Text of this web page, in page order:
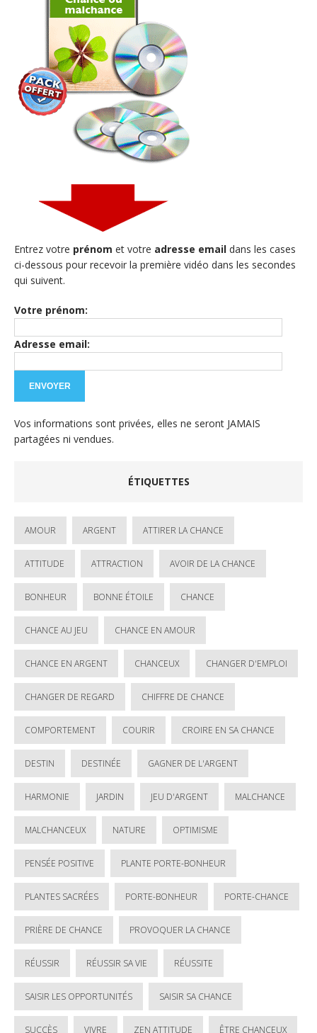
Entrez votre prénom et votre adresse email dans les cases
ci-dessous pour recevoir la première vidéo dans les secondes
qui suivent.
Votre prénom:
Adresse email:
Vos informations sont privées, elles ne seront JAMAIS
partagées ni vendues.
ÉTIQUETTES
AMOUR ARGENT ATTIRER LA CHANCE
ATTITUDE ATTRACTION AVOIR DE LA CHANCE
BONHEUR BONNE ÉTOILE CHANCE
CHANCE AU JEU CHANCE EN AMOUR
CHANCE EN ARGENT CHANCEUX CHANGER D'EMPLOI
CHANGER DE REGARD CHIFFRE DE CHANCE
COMPORTEMENT COURIR CROIRE EN SA CHANCE
DESTIN DESTINÉE GAGNER DE L'ARGENT
HARMONIE JARDIN JEU D'ARGENT MALCHANCE
MALCHANCEUX NATURE OPTIMISME
PENSÉE POSITIVE PLANTE PORTE-BONHEUR
PLANTES SACRÉES PORTE-BONHEUR PORTE-CHANCE
PRIÈRE DE CHANCE PROVOQUER LA CHANCE
RÉUSSIR RÉUSSIR SA VIE RÉUSSITE
SAISIR LES OPPORTUNITÉS SAISIR SA CHANCE
SUCCÈS VIVRE ZEN ATTITUDE ÊTRE CHANCEUX